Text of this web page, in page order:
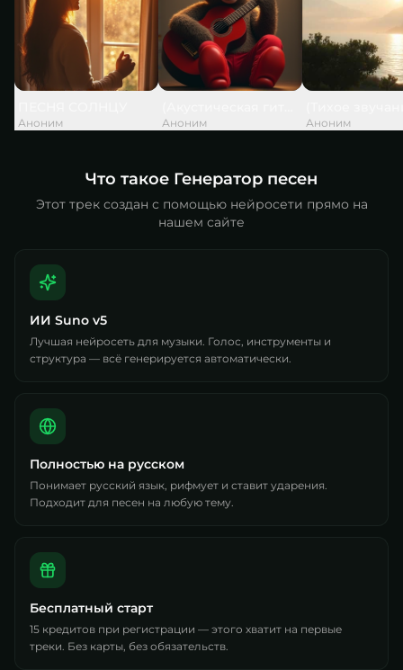
Аноним Аноним Аноним
Что такое Генератор песен
Этот трек создан с помощью нейросети прямо на
нашем сайте
ИИ Suno v5
Лучшая нейросеть для музыки. Голос, инструменты и
структура — всё генерируется автоматически.
Полностью на русском
Понимает русский язык, рифмует и ставит ударения.
Подходит для песен на любую тему.
Бесплатный старт
15 кредитов при регистрации — этого хватит на первые
треки. Без карты, без обязательств.